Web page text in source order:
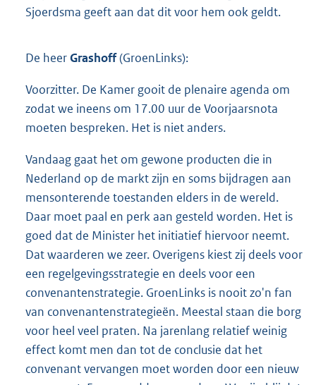
Sjoerdsma geeft aan dat dit voor hem ook geldt.
De heerGrashoff(GroenLinks):
Voorzitter. De Kamer gooit de plenaire agenda om
zodat we ineens om 17.00 uur de Voorjaarsnota
moeten bespreken. Het is niet anders.
Vandaag gaat het om gewone producten die in
Nederland op de markt zijn en soms bijdragen aan
mensonterende toestanden elders in de wereld.
Daar moet paal en perk aan gesteld worden. Het is
goed dat de Minister het initiatief hiervoor neemt.
Dat waarderen we zeer. Overigens kiest zij deels voor
een regelgevingsstrategie en deels voor een
convenantenstrategie. GroenLinks is nooit zo'n fan
van convenantenstrategieën. Meestal staan die borg
voor heel veel praten. Na jarenlang relatief weinig
effect komt men dan tot de conclusie dat het
convenant vervangen moet worden door een nieuw